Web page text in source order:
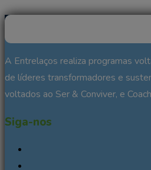
A Entrelaços realiza programas
de líderes transformadores e
voltados ao Ser & Conviver, e
Siga-nos